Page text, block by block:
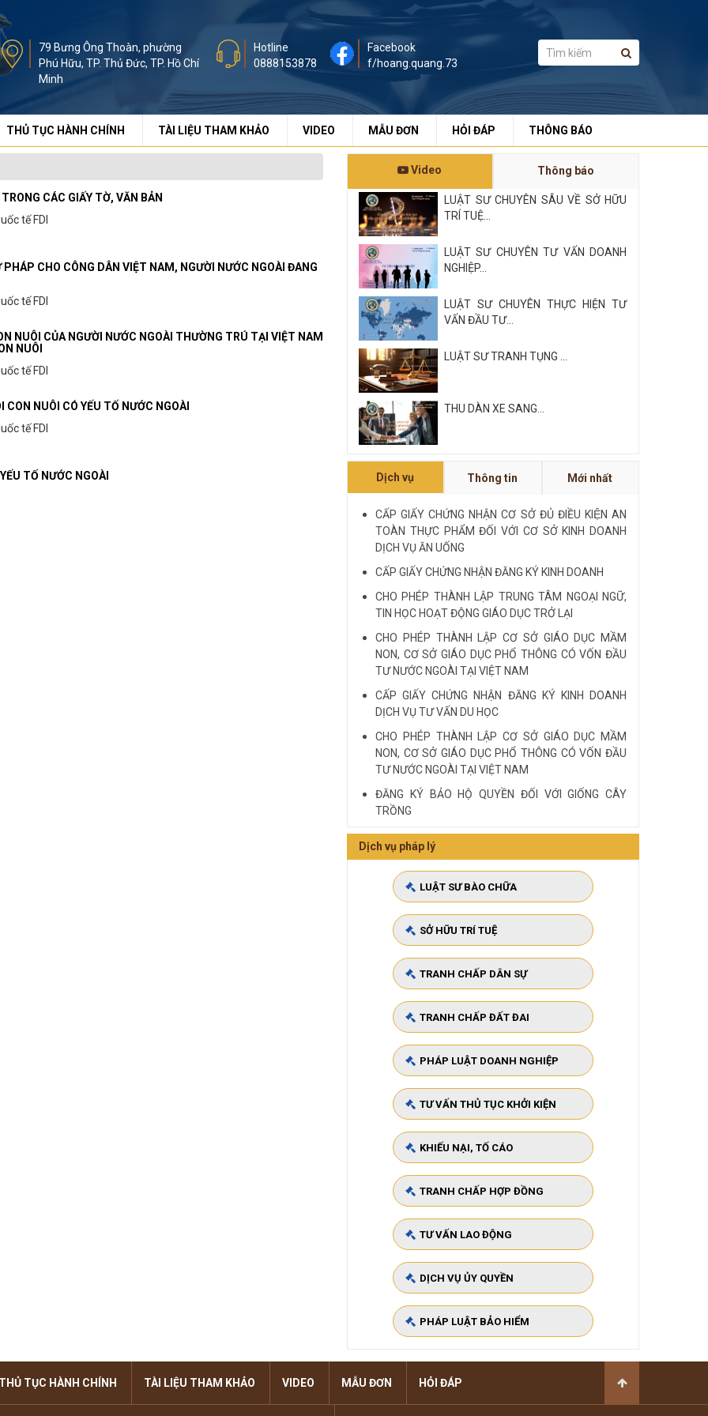
79 Bưng Ông Thoàn, phường
Phú Hữu, TP. Thủ Đức, TP. Hồ Chí
Minh
Hotline
0888153878
Facebook
f/hoang.quang.73
THỦ TỤC HÀNH CHÍNH TÀI LIỆU THAM KHẢO VIDEO MẪU ĐƠN HỎI ĐÁP THÔNG BÁO
CÁC GIẤY TỜ, VĂN BẢN
tế FDI
CHO CÔNG DÂN VIỆT NAM, NGƯỜI NƯỚC NGOÀI ĐANG
tế FDI
NUÔI CỦA NGƯỜI NƯỚC NGOÀI THƯỜNG TRÚ TẠI VIỆT NAM
NUÔI
tế FDI
NUÔI CÓ YẾU TỐ NƯỚC NGOÀI
tế FDI
TỐ NƯỚC NGOÀI
Video Thông báo
LUẬT SƯ CHUYÊN SÂU VỀ SỞ HỮU
TRÍ TUỆ...
LUẬT SƯ CHUYÊN TƯ VẤN DOANH
NGHIỆP...
LUẬT SƯ CHUYÊN THỰC HIỆN TƯ
VẤN ĐẦU TƯ...
LUẬT SƯ TRANH TỤNG ...
THU DÀN XE SANG...
NỘI QUY VÀ QUY CHẾ CÔNG TY
LUẬT SƯ CHUYÊN VỀ HÌNH SỰ...
Dịch vụ Thông tin Mới nhất
CẤP GIẤY CHỨNG NHẬN CƠ SỞ ĐỦ ĐIỀU KIỆN AN
TOÀN THỰC PHẨM ĐỐI VỚI CƠ SỞ KINH DOANH
DỊCH VỤ ĂN UỐNG
CẤP GIẤY CHỨNG NHẬN ĐĂNG KÝ KINH DOANH
CHO PHÉP THÀNH LẬP TRUNG TÂM NGOẠI NGỮ,
TIN HỌC HOẠT ĐỘNG GIÁO DỤC TRỞ LẠI
CHO PHÉP THÀNH LẬP CƠ SỞ GIÁO DỤC MẦM
NON, CƠ SỞ GIÁO DỤC PHỔ THÔNG CÓ VỐN ĐẦU
TƯ NƯỚC NGOÀI TẠI VIỆT NAM
CẤP GIẤY CHỨNG NHẬN ĐĂNG KÝ KINH DOANH
DỊCH VỤ TƯ VẤN DU HỌC
CHO PHÉP THÀNH LẬP CƠ SỞ GIÁO DỤC MẦM
NON, CƠ SỞ GIÁO DỤC PHỔ THÔNG CÓ VỐN ĐẦU
TƯ NƯỚC NGOÀI TẠI VIỆT NAM
ĐĂNG KÝ BẢO HỘ QUYỀN ĐỐI VỚI GIỐNG CÂY
TRỒNG
HIỆU LỰC ĐỐI KHÁNG VỚI BÊN THỨ BA
Quy định cá nhân nhận thế chấp QSD đất, tài sản
gắn liền với đất
VĂN PHÒNG LUẬT SƯ TƯ VẤN MIỄN PHÍ QUA ĐIỆN
THOẠI TẠI TP HCM
Xem tất cả
Dịch vụ pháp lý
LUẬT SƯ BÀO CHỮA
SỞ HỮU TRÍ TUỆ
TRANH CHẤP DÂN SỰ
TRANH CHẤP ĐẤT ĐAI
PHÁP LUẬT DOANH NGHIỆP
TƯ VẤN THỦ TỤC KHỞI KIỆN
KHIẾU NẠI, TỐ CÁO
TRANH CHẤP HỢP ĐỒNG
TƯ VẤN LAO ĐỘNG
DỊCH VỤ ỦY QUYỀN
PHÁP LUẬT BẢO HIỂM
THỦ TỤC HÀNH CHÍNH TÀI LIỆU THAM KHẢO VIDEO MẪU ĐƠN HỎI ĐÁP